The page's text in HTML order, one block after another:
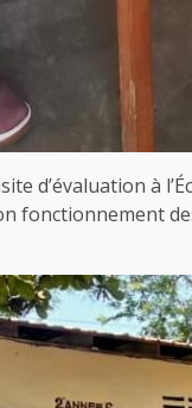
d’évaluation à
fonctionnement